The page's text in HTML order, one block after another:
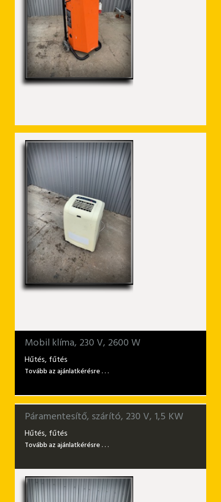
Mobil klíma, 230 V, 2600 W
Hűtés, fűtés
Tovább az ajánlatkérésre . . .
Páramentesítő, szárító, 230 V, 1,5 KW
Hűtés, fűtés
Tovább az ajánlatkérésre . . .